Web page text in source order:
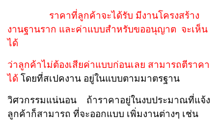
ราคาที่ลูกค้าจะได้รับ มีงานโครงสร้าง
งานฐานราก และค่าแบบสำหรับขออนุญาต จะเห็น
ได้
ว่าลูกค้าไม่ต้องเสียค่าแบบก่อนเลย สามารถตีราคา
ได้ โดยที่สเปคงาน อยู่ในแบบตามมาตรฐาน
วิศวกรรมแน่นอน ถ้าราคาอยู่ในงบประมาณที่แจ้ง
ลูกค้าก็สามารถ ที่จะออกแบบ เพิ่มงานต่างๆ เช่น